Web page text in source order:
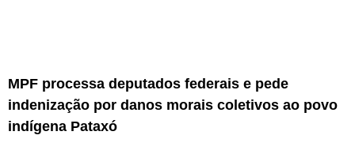
MPF processa deputados federais e pede
indenização por danos morais coletivos ao povo
indígena Pataxó